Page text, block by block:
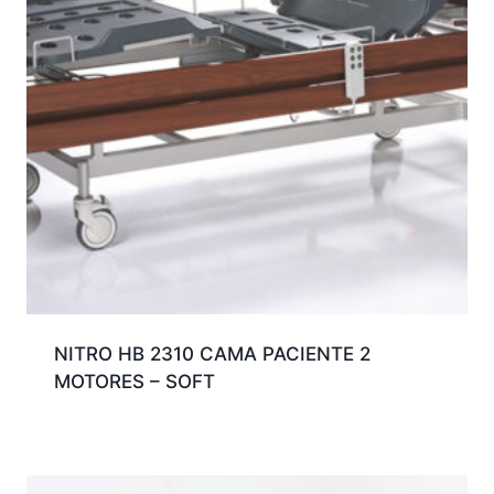
NITRO HB 2310 CAMA PACIENTE 2
MOTORES – SOFT